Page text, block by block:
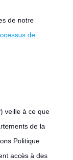
de notre
de
veille à ce que
de la
Politique
accès à des